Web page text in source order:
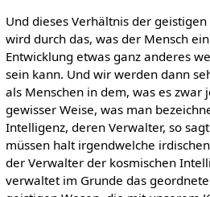
Und dieses Verhältnis der
wird durch das, was der Mensch
Entwicklung etwas ganz anderes
sein kann. Und wir werden dann
als Menschen in dem, was es zwar
gewisser Weise, was man
Intelligenz, deren Verwalter, so
müssen halt irgendwelche
der Verwalter der kosmischen
verwaltet im Grunde das